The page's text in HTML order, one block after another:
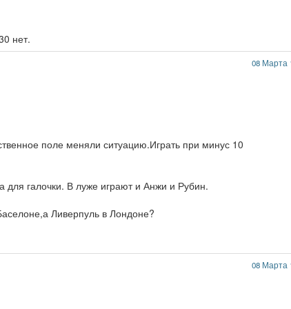
нет.
08 Марта
поле меняли ситуацию.Играть при минус 10
галочки. В луже играют и Анжи и Рубин.
Ливерпуль в Лондоне?
08 Марта